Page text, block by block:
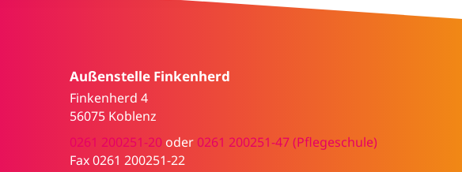
Außenstelle Finkenherd
Finkenherd 4
56075 Koblenz
0261 200251-20 oder 0261 200251-47 (Pflegeschule)
Fax 0261 200251-22